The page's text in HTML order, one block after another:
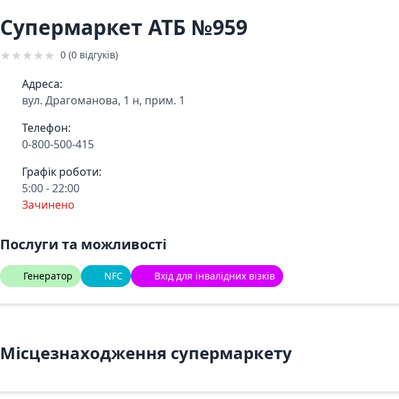
Супермаркет АТБ №959
★★★★★ 0 (0 відгуків)
Адреса:
вул. Драгоманова, 1 н, прим. 1
Телефон:
0-800-500-415
Графік роботи:
5:00 - 22:00
Зачинено
Послуги та можливості
Генератор NFC Вхід для інвалідних візків
Місцезнаходження супермаркету